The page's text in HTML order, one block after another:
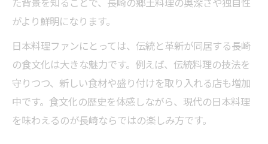
がより鮮明になります。
日本料理ファンにとっては、伝統と革新が同居する長崎
の食文化は大きな魅力です。例えば、伝統料理の技法を
守りつつ、新しい食材や盛り付けを取り入れる店も増加
中です。食文化の歴史を体感しながら、現代の日本料理
を味わえるのが長崎ならではの楽しみ方です。